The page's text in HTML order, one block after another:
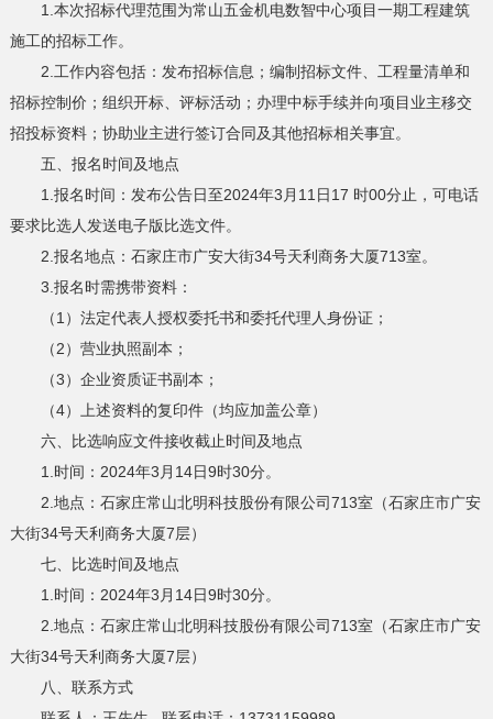
1.本次招标代理范围为常山五金机电数智中心项目一期工程建筑
施工的招标工作。
2.工作内容包括：发布招标信息；编制招标文件、工程量清单和
招标控制价；组织开标、评标活动；办理中标手续并向项目业主移交
招投标资料；协助业主进行签订合同及其他招标相关事宜。
五、报名时间及地点
1.报名时间：发布公告日至2024年3月11日17 时00分止，可电话
要求比选人发送电子版比选文件。
2.报名地点：石家庄市广安大街34号天利商务大厦713室。
3.报名时需携带资料：
（1）法定代表人授权委托书和委托代理人身份证；
（2）营业执照副本；
（3）企业资质证书副本；
（4）上述资料的复印件（均应加盖公章）
六、比选响应文件接收截止时间及地点
1.时间：2024年3月14日9时30分。
2.地点：石家庄常山北明科技股份有限公司713室（石家庄市广安
大街34号天利商务大厦7层）
七、比选时间及地点
1.时间：2024年3月14日9时30分。
2.地点：石家庄常山北明科技股份有限公司713室（石家庄市广安
大街34号天利商务大厦7层）
八、联系方式